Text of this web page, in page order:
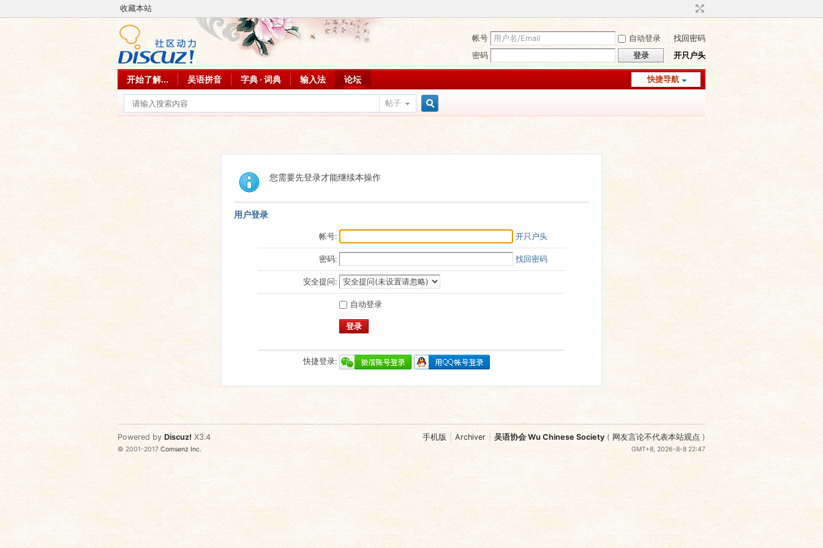
收藏本站
帐号 自动登录
找回密码
密码
登录 开只户头
快捷导航
开始了解... 吴语拼音 字典 · 词典 输入法 论坛
帖子
您需要先登录才能继续本操作
用户登录
帐号: 开只户头
密码: 找回密码
安全提问:
自动登录
登录
快捷登录:
手机版 Archiver 吴语协会 Wu Chinese Society ( 网友言论不代表本站观点 )
GMT+8, 2026-8-8 22:47
Powered by Discuz! X3.4
© 2001-2017Comsenz Inc.